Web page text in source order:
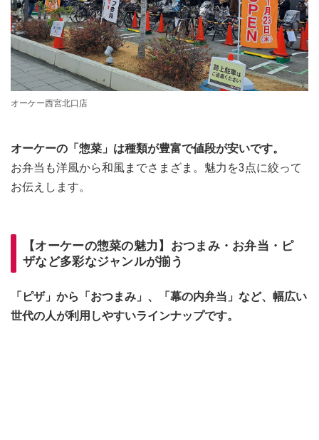
オーケー西宮北口店
オーケーの「惣菜」は種類が豊富で値段が安いです。
お弁当も洋風から和風までさまざま。魅力を3点に絞って
お伝えします。
【オーケーの惣菜の魅力】おつまみ・お弁当・ピ
ザなど多彩なジャンルが揃う
「ピザ」から「おつまみ」、「幕の内弁当」など、幅広い
世代の人が利用しやすいラインナップです。